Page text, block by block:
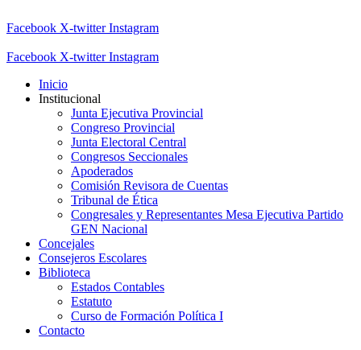
Facebook X-twitter Instagram
Facebook X-twitter Instagram
Inicio
Institucional
Junta Ejecutiva Provincial
Congreso Provincial
Junta Electoral Central
Congresos Seccionales
Apoderados
Comisión Revisora de Cuentas
Tribunal de Ética
Congresales y Representantes Mesa Ejecutiva Partido
GEN Nacional
Concejales
Consejeros Escolares
Biblioteca
Estados Contables
Estatuto
Curso de Formación Política I
Contacto